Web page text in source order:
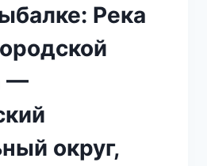
Река
—
округ,